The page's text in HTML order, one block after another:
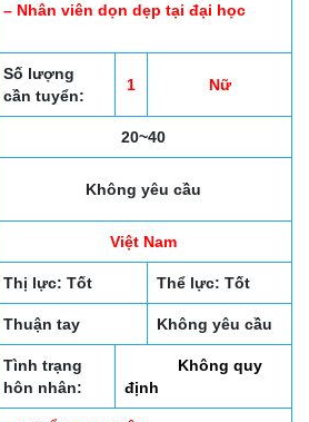
– Nhân viên dọn dẹp tại đại học
Số lượng
cần tuyển:
1 Nữ
20~40
Không yêu cầu
Việt Nam
Thị lực: Tốt Thể lực: Tốt
Thuận tay Không yêu cầu
Tình trạng
hôn nhân:
Không quy
định